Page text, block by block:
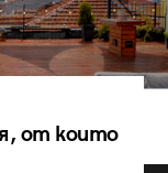
от които